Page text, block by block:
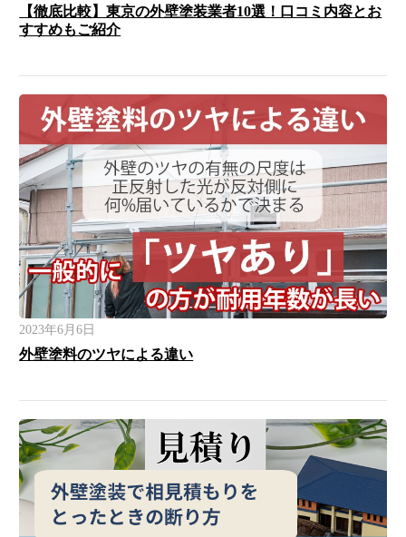
【徹底比較】東京の外壁塗装業者10選！口コミ内容とお
すすめもご紹介
2023年6月6日
外壁塗料のツヤによる違い